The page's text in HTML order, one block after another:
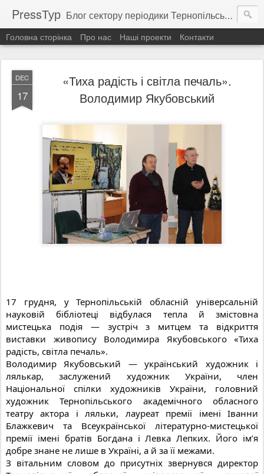
PressТур Блог сектору періодики Тернопільської ОУНБ
Головна сторінка Про нас Наші проекти Контакти
DEC
17
«Тиха радість і світла печаль».
Володимир Якубовський
17 грудня, у Тернопільській обласній універсальній
науковій бібліотеці відбулася тепла й змістовна
мистецька подія — зустріч з митцем та відкриття
виставки живопису Володимира Якубовського «Тиха
радість, світла печаль».
Володимир Якубовський — український художник і
лялькар, заслужений художник України, член
Національної спілки художників України, головний
художник Тернопільського академічного обласного
театру актора і ляльки, лауреат премії імені Іванни
Блажкевич та Всеукраїнської літературно-мистецької
премії імені братів Богдана і Левка Лепких. Його ім’я
добре знане не лише в Україні, а й за її межами.
З вітальним словом до присутніх звернувся директор